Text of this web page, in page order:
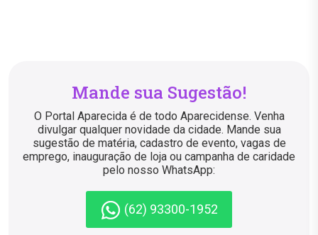
Mande sua Sugestão!
O Portal Aparecida é de todo Aparecidense. Venha
divulgar qualquer novidade da cidade. Mande sua
sugestão de matéria, cadastro de evento, vagas de
emprego, inauguração de loja ou campanha de caridade
pelo nosso WhatsApp:
(62) 93300-1952